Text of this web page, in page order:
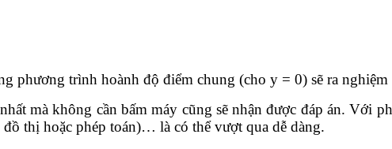
phương trình hoành độ điểm chung (cho y = 0) sẽ ra
mà không cần bấm máy cũng sẽ nhận được đáp án. Với
thị hoặc phép toán)… là có thể vượt qua dễ dàng.